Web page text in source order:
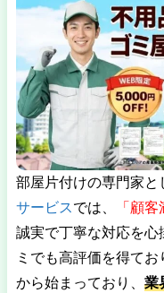
部屋片付けの専門家と
サービスでは、 「顧
誠実で丁寧な対応を心
ミでも高評価を得て
から始まっており、 業